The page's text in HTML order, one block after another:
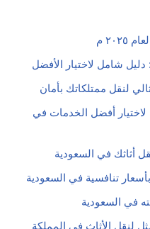
شامل لاختيار الأفضل
لنقل ممتلكاتك بأمان
لاختيار أفضل الخدمات في
أثاثك في السعودية
تنافسية في السعودية
في السعودية
لنقل الأثاث في المملكة